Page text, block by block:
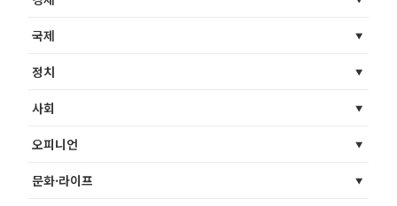
국제
정치
사회
오피니언
문화·라이프